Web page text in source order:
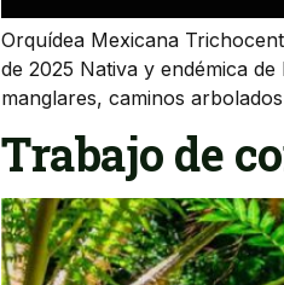
Orquídea Mexicana
de 2025 Nativa y endémica
manglares, caminos
Trabajo de